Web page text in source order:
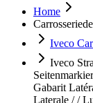
Home
Iveco
Iveco
Gabarit
Laterale / /